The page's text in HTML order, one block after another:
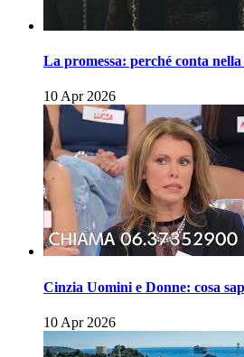
La promessa: perché conta
10 Apr 2026
Cinzia Uomini e Donne: cosa
10 Apr 2026